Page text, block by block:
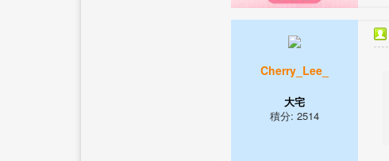
Cherry_Lee_
大宅
積分: 2514